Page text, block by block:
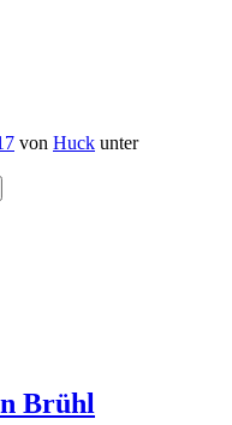
von Huck unter
Brühl